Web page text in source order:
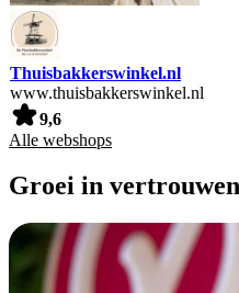
Thuisbakkerswinkel.nl
www.thuisbakkerswinkel.nl
9,6
Alle webshops
Groei in